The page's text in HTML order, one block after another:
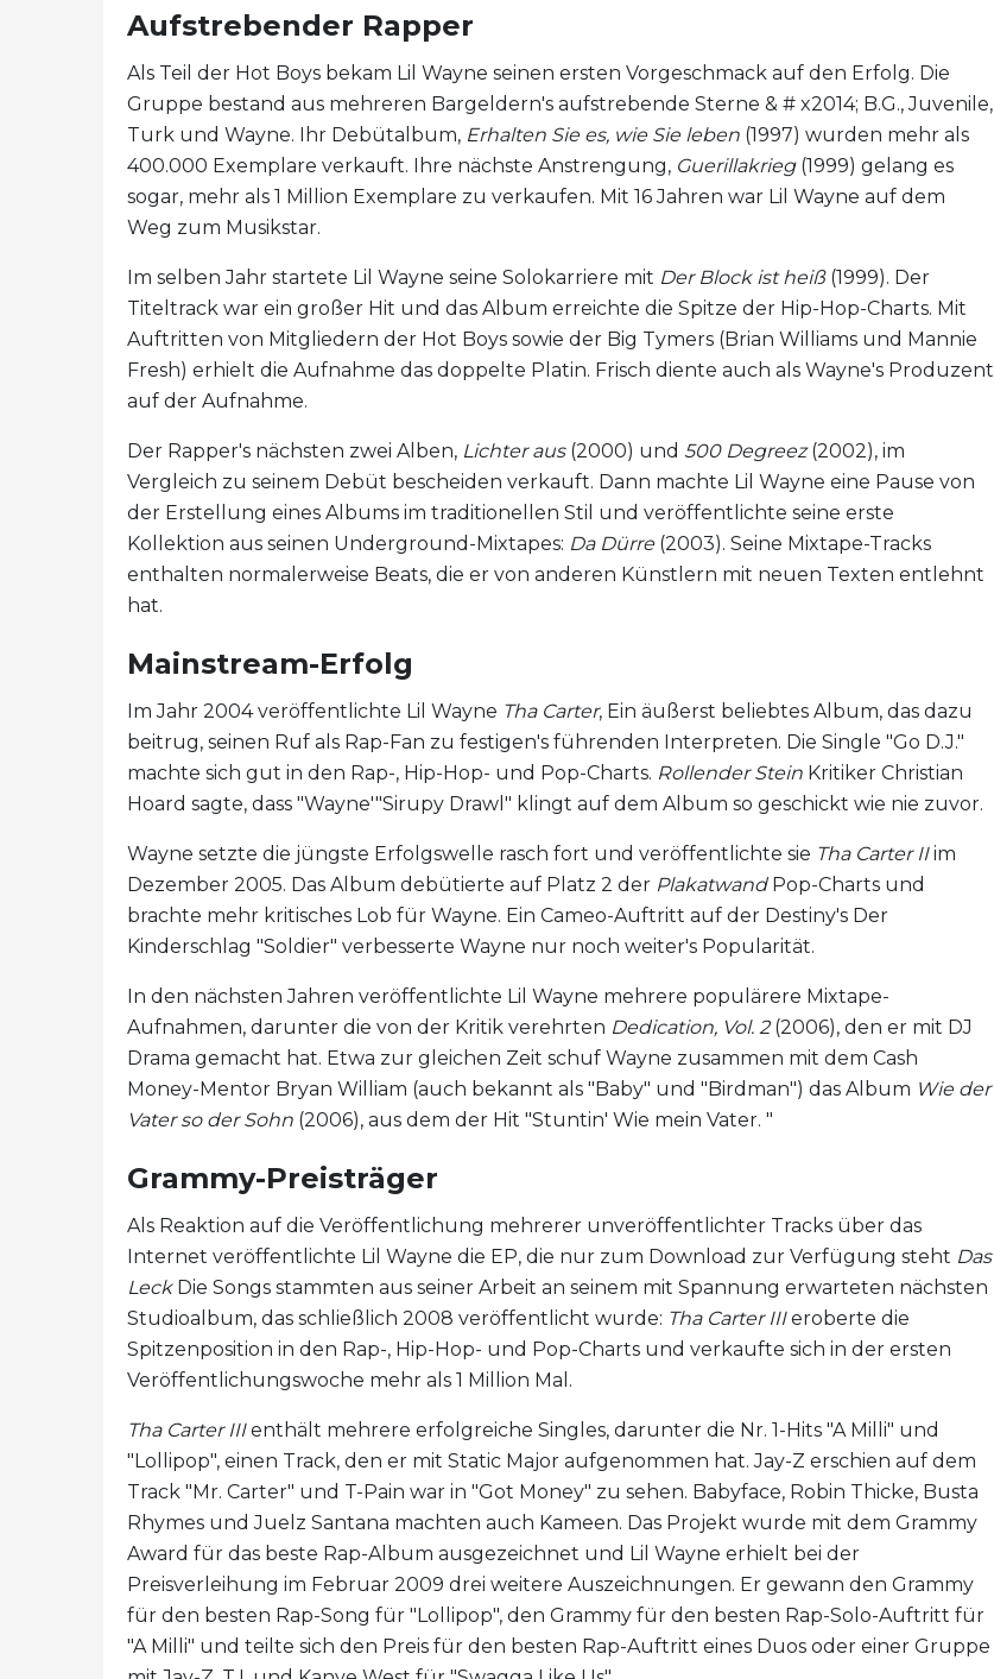
Aufstrebender Rapper
Als Teil der Hot Boys bekam Lil Wayne seinen ersten Vorgeschmack auf den Erfolg. Die
Gruppe bestand aus mehreren Bargeldern's aufstrebende Sterne & # x2014; B.G., Juvenile,
Turk und Wayne. Ihr Debütalbum, Erhalten Sie es, wie Sie leben (1997) wurden mehr als
400.000 Exemplare verkauft. Ihre nächste Anstrengung, Guerillakrieg(1999) gelang es
sogar, mehr als 1 Million Exemplare zu verkaufen. Mit 16 Jahren war Lil Wayne auf dem
Weg zum Musikstar.
Im selben Jahr startete Lil Wayne seine Solokarriere mit Der Block ist heiß(1999). Der
Titeltrack war ein großer Hit und das Album erreichte die Spitze der Hip-Hop-Charts. Mit
Auftritten von Mitgliedern der Hot Boys sowie der Big Tymers (Brian Williams und Mannie
Fresh) erhielt die Aufnahme das doppelte Platin. Frisch diente auch als Wayne's Produzent
auf der Aufnahme.
Der Rapper's nächsten zwei Alben, Lichter aus(2000) und 500 Degreez(2002), im
Vergleich zu seinem Debüt bescheiden verkauft. Dann machte Lil Wayne eine Pause von
der Erstellung eines Albums im traditionellen Stil und veröffentlichte seine erste
Kollektion aus seinen Underground-Mixtapes: Da Dürre(2003). Seine Mixtape-Tracks
enthalten normalerweise Beats, die er von anderen Künstlern mit neuen Texten entlehnt
hat.
Mainstream-Erfolg
Im Jahr 2004 veröffentlichte Lil Wayne Tha Carter, Ein äußerst beliebtes Album, das dazu
beitrug, seinen Ruf als Rap-Fan zu festigen's führenden Interpreten. Die Single "Go D.J."
machte sich gut in den Rap-, Hip-Hop- und Pop-Charts. Rollender Stein Kritiker Christian
Hoard sagte, dass "Wayne'"Sirupy Drawl" klingt auf dem Album so geschickt wie nie zuvor.
Wayne setzte die jüngste Erfolgswelle rasch fort und veröffentlichte sie Tha Carter IIim
Dezember 2005. Das Album debütierte auf Platz 2 der PlakatwandPop-Charts und
brachte mehr kritisches Lob für Wayne. Ein Cameo-Auftritt auf der Destiny's Der
Kinderschlag "Soldier" verbesserte Wayne nur noch weiter's Popularität.
In den nächsten Jahren veröffentlichte Lil Wayne mehrere populärere Mixtape-
Aufnahmen, darunter die von der Kritik verehrten Dedication, Vol. 2(2006), den er mit DJ
Drama gemacht hat. Etwa zur gleichen Zeit schuf Wayne zusammen mit dem Cash
Money-Mentor Bryan William (auch bekannt als "Baby" und "Birdman") das Album Wie der
Vater so der Sohn (2006), aus dem der Hit "Stuntin' Wie mein Vater. "
Grammy-Preisträger
Als Reaktion auf die Veröffentlichung mehrerer unveröffentlichter Tracks über das
Internet veröffentlichte Lil Wayne die EP, die nur zum Download zur Verfügung steht Das
LeckDie Songs stammten aus seiner Arbeit an seinem mit Spannung erwarteten nächsten
Studioalbum, das schließlich 2008 veröffentlicht wurde: Tha Carter IIIeroberte die
Spitzenposition in den Rap-, Hip-Hop- und Pop-Charts und verkaufte sich in der ersten
Veröffentlichungswoche mehr als 1 Million Mal.
Tha Carter IIIenthält mehrere erfolgreiche Singles, darunter die Nr. 1-Hits "A Milli" und
"Lollipop", einen Track, den er mit Static Major aufgenommen hat. Jay-Z erschien auf dem
Track "Mr. Carter" und T-Pain war in "Got Money" zu sehen. Babyface, Robin Thicke, Busta
Rhymes und Juelz Santana machten auch Kameen. Das Projekt wurde mit dem Grammy
Award für das beste Rap-Album ausgezeichnet und Lil Wayne erhielt bei der
Preisverleihung im Februar 2009 drei weitere Auszeichnungen. Er gewann den Grammy
für den besten Rap-Song für "Lollipop", den Grammy für den besten Rap-Solo-Auftritt für
"A Milli" und teilte sich den Preis für den besten Rap-Auftritt eines Duos oder einer Gruppe